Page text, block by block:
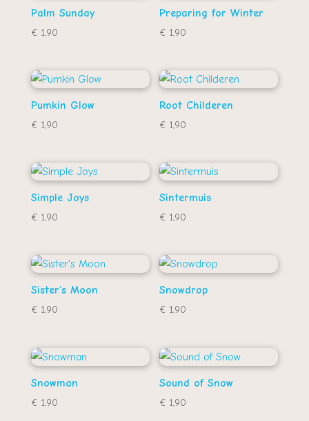
Palm Sunday
€1,90
Preparing for Winter
€ 1,90
Pumkin Glow
€1,90
Root Childeren
€ 1,90
Simple Joys
€1,90
Sintermuis
€ 1,90
Sister’s Moon
€1,90
Snowdrop
€ 1,90
Snowman
€1,90
Sound of Snow
€ 1,90